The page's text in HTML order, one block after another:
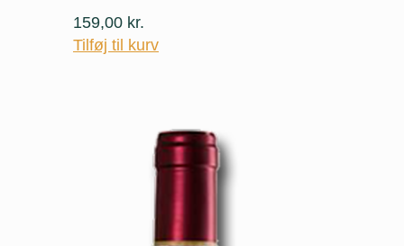
159,00 kr.
Tilføj til kurv